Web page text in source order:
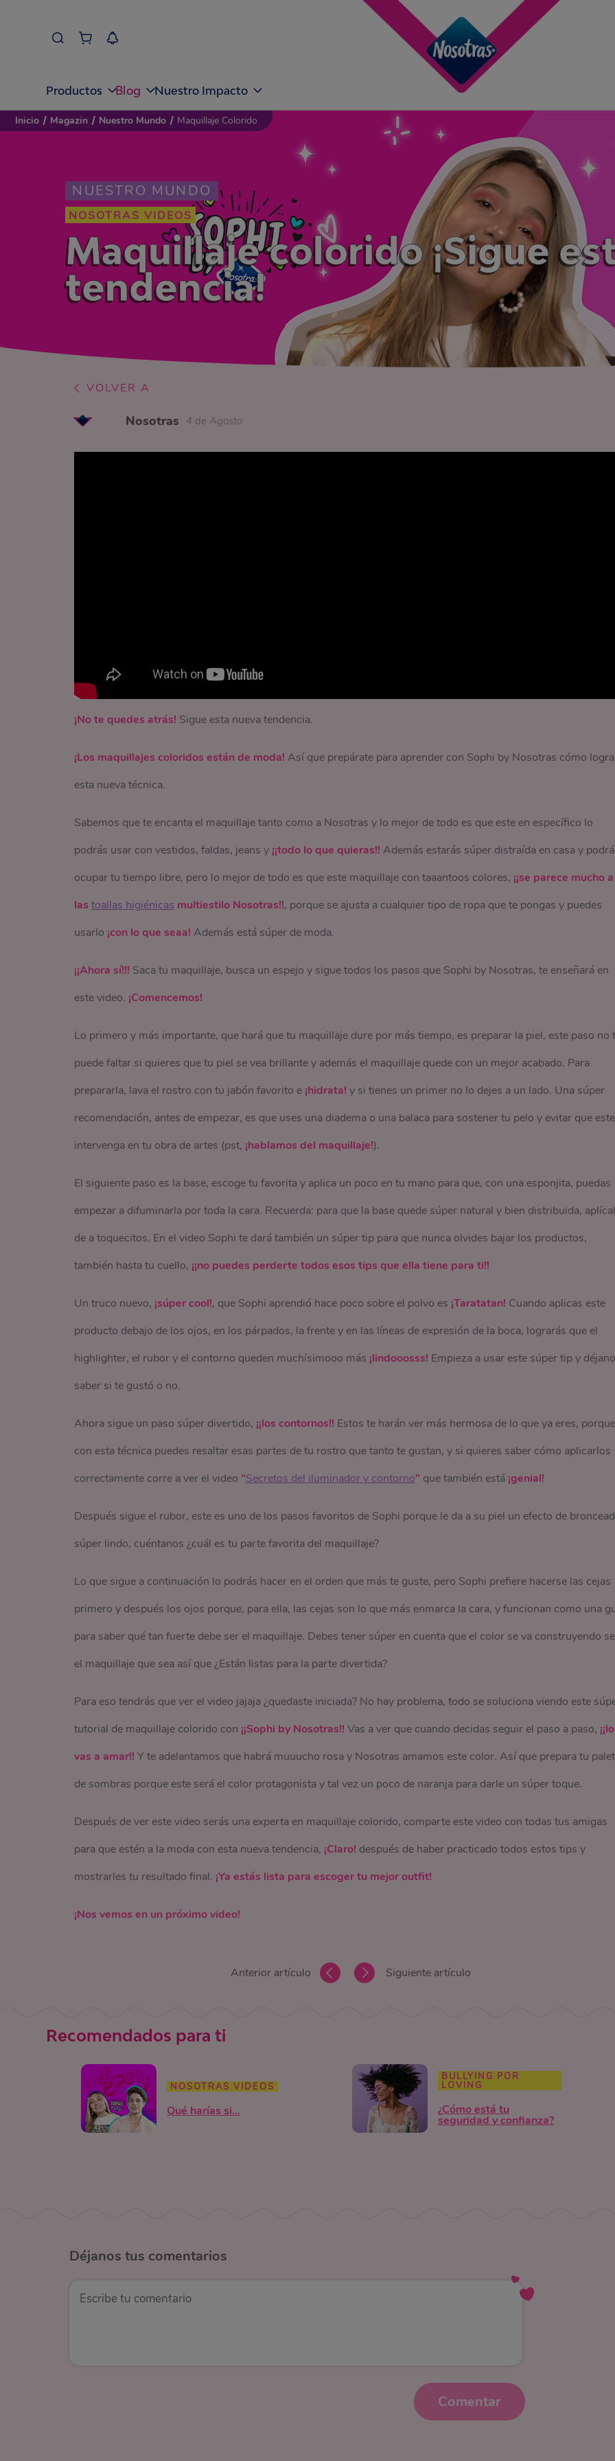
Productos Blog Nuestro Impacto
NUESTRO MUNDO
NOSOTRAS VIDEOS
Maquillaje colorido ¡Sigue
tendencia!
Inicio / Magazin / Nuestro Mundo / Maquillaje Colorido
VOLVER A
Nosotras 4 de Agosto
¡No te quedes atrás! Sigue esta nueva tendencia.
¡Los maquillajes coloridos están de moda! Así que prepárate para aprender con Sophi by Nosotras cómo
esta nueva técnica.
Sabemos que te encanta el maquillaje tanto como a Nosotras y lo mejor de todo es que este en específico lo
podrás usar con vestidos, faldas, jeans y ¡¡todo lo que quieras!! Además estarás súper distraída en casa y
ocupar tu tiempo libre, pero lo mejor de todo es que este maquillaje con taaantoos colores, ¡¡se parece mucho a
las toallas higiénicas multiestilo Nosotras!!, porque se ajusta a cualquier tipo de ropa que te pongas y puedes
usarlo ¡con lo que seaa! Además está súper de moda.
¡¡Ahora sí!!! Saca tu maquillaje, busca un espejo y sigue todos los pasos que Sophi by Nosotras, te enseñará en
este video. ¡Comencemos!
Lo primero y más importante, que hará que tu maquillaje dure por más tiempo, es preparar la piel, este paso no
puede faltar si quieres que tu piel se vea brillante y además el maquillaje quede con un mejor acabado. Para
prepararla, lava el rostro con tu jabón favorito e ¡hidrata! y si tienes un primer no lo dejes a un lado. Una súper
recomendación, antes de empezar, es que uses una diadema o una balaca para sostener tu pelo y evitar que este
intervenga en tu obra de artes (pst, ¡hablamos del maquillaje!).
El siguiente paso es la base, escoge tu favorita y aplica un poco en tu mano para que, con una esponjita, puedas
empezar a difuminarla por toda la cara. Recuerda: para que la base quede súper natural y bien distribuida,
de a toquecitos. En el video Sophi te dará también un súper tip para que nunca olvides bajar los productos,
también hasta tu cuello, ¡¡no puedes perderte todos esos tips que ella tiene para ti!!
Un truco nuevo, ¡súper cool!, que Sophi aprendió hace poco sobre el polvo es ¡Taratatan! Cuando aplicas este
producto debajo de los ojos, en los párpados, la frente y en las líneas de expresión de la boca, lograrás que el
highlighter, el rubor y el contorno queden muchísimooo más ¡lindooosss! Empieza a usar este súper tip y
saber si te gustó o no.
Ahora sigue un paso súper divertido, ¡¡los contornos!! Estos te harán ver más hermosa de lo que ya eres, porque
con esta técnica puedes resaltar esas partes de tu rostro que tanto te gustan, y si quieres saber cómo aplicarlos
correctamente corre a ver el video “Secretos del iluminador y contorno” que también está ¡genial!
Después sigue el rubor, este es uno de los pasos favoritos de Sophi porque le da a su piel un efecto de
súper lindo, cuéntanos ¿cuál es tu parte favorita del maquillaje?
Lo que sigue a continuación lo podrás hacer en el orden que más te guste, pero Sophi prefiere hacerse las cejas
primero y después los ojos porque, para ella, las cejas son lo que más enmarca la cara, y funcionan como una
para saber qué tan fuerte debe ser el maquillaje. Debes tener súper en cuenta que el color se va construyendo
el maquillaje que sea así que ¿Están listas para la parte divertida?
Para eso tendrás que ver el video jajaja ¿quedaste iniciada? No hay problema, todo se soluciona viendo este
tutorial de maquillaje colorido con ¡¡Sophi by Nosotras!! Vas a ver que cuando decidas seguir el paso a paso, ¡¡lo
vas a amar!! Y te adelantamos que habrá muuucho rosa y Nosotras amamos este color. Así que prepara tu
de sombras porque este será el color protagonista y tal vez un poco de naranja para darle un súper toque.
Después de ver este video serás una experta en maquillaje colorido, comparte este video con todas tus amigas
para que estén a la moda con esta nueva tendencia, ¡Claro! después de haber practicado todos estos tips y
mostrarles tu resultado final. ¡Ya estás lista para escoger tu mejor outfit!
¡Nos vemos en un próximo video!
Anterior artículo Siguiente artículo
Recomendados para ti
NOSOTRAS VIDEOS
Qué harías si...
BULLYING POR
LOVING
¿Cómo está tu
seguridad y confianza?
Déjanos tus comentarios
Comentar